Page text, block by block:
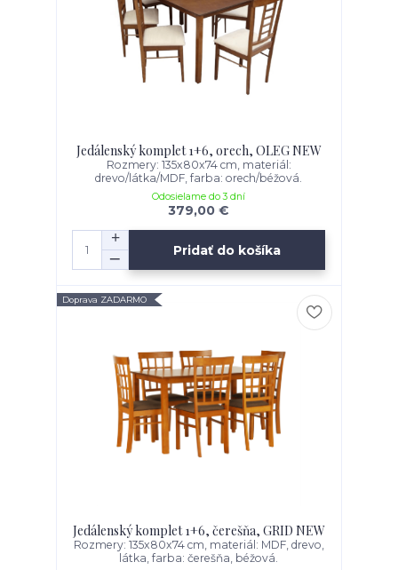
Jedálenský komplet 1+6, orech, OLEG NEW
Rozmery: 135x80x74 cm, materiál:
drevo/látka/MDF, farba: orech/béžová.
379,00 €
Odosielame do 3 dní
Pridať do košíka
Doprava ZADARMO
Jedálenský komplet 1+6, čerešňa, GRID NEW
Rozmery: 135x80x74 cm, materiál: MDF, drevo,
látka, farba: čerešňa, béžová.